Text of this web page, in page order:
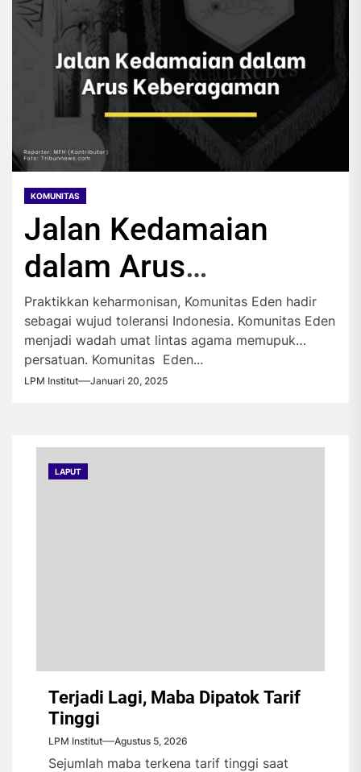
KOMUNITAS
Jalan Kedamaian
dalam Arus
Keberagaman
Praktikkan keharmonisan, Komunitas Eden hadir
sebagai wujud toleransi Indonesia. Komunitas Eden
menjadi wadah umat lintas agama memupuk
persatuan. Komunitas Eden...
LPM Institut Januari 20, 2025
LAPUT
Terjadi Lagi, Maba Dipatok Tarif
Tinggi
LPM Institut Agustus 5, 2026
Sejumlah maba terkena tarif tinggi saat